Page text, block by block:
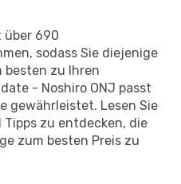
über 690
sodass Sie diejenige
besten zu Ihren
- Noshiro ONJ passt
gewährleistet. Lesen Sie
zu entdecken, die
zum besten Preis zu